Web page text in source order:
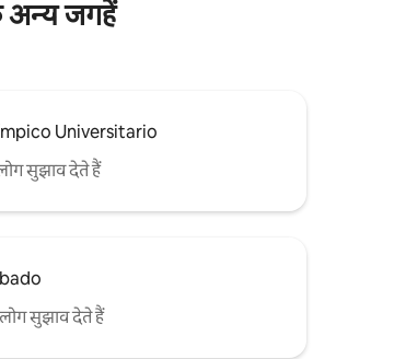
जगहें
Universitario
सुझाव देते हैं
सुझाव देते हैं